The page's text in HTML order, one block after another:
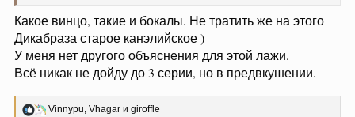
Какое винцо, такие и бокалы. Не тратить же на этого
Дикабраза старое канэлийское )
У меня нет другого объяснения для этой лажи.
Всё никак не дойду до 3 серии, но в предвкушении.
Р
Vinnypu Vhagar и giroffle